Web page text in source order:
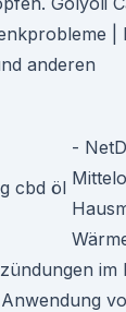
|
anderen
-
im